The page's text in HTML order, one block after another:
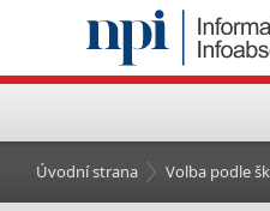
Úvodní strana Volba podle